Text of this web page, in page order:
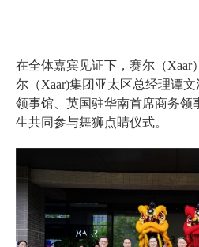
在全体嘉宾见证下，赛尔（Xaar
尔（Xaar)集团亚太区总经理谭
领事馆、英国驻华南首席商务领
生共同参与舞狮点睛仪式。